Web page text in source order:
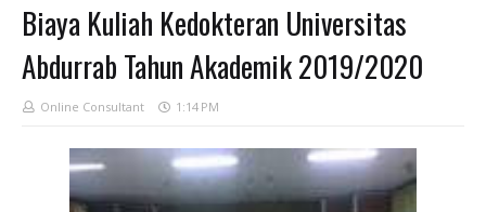
Biaya Kuliah Kedokteran Universitas
Abdurrab Tahun Akademik 2019/2020
Online Consultant 1:14 PM